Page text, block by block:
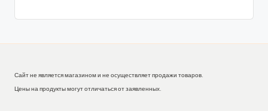
Сайт не является магазином и не осуществляет продажи товаров.
Цены на продукты могут отличаться от заявленных.